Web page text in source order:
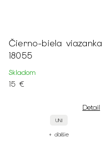
Čierno-biela viazanka
18055
Skladom
15 €
Detail
UNI
+ ďalšie